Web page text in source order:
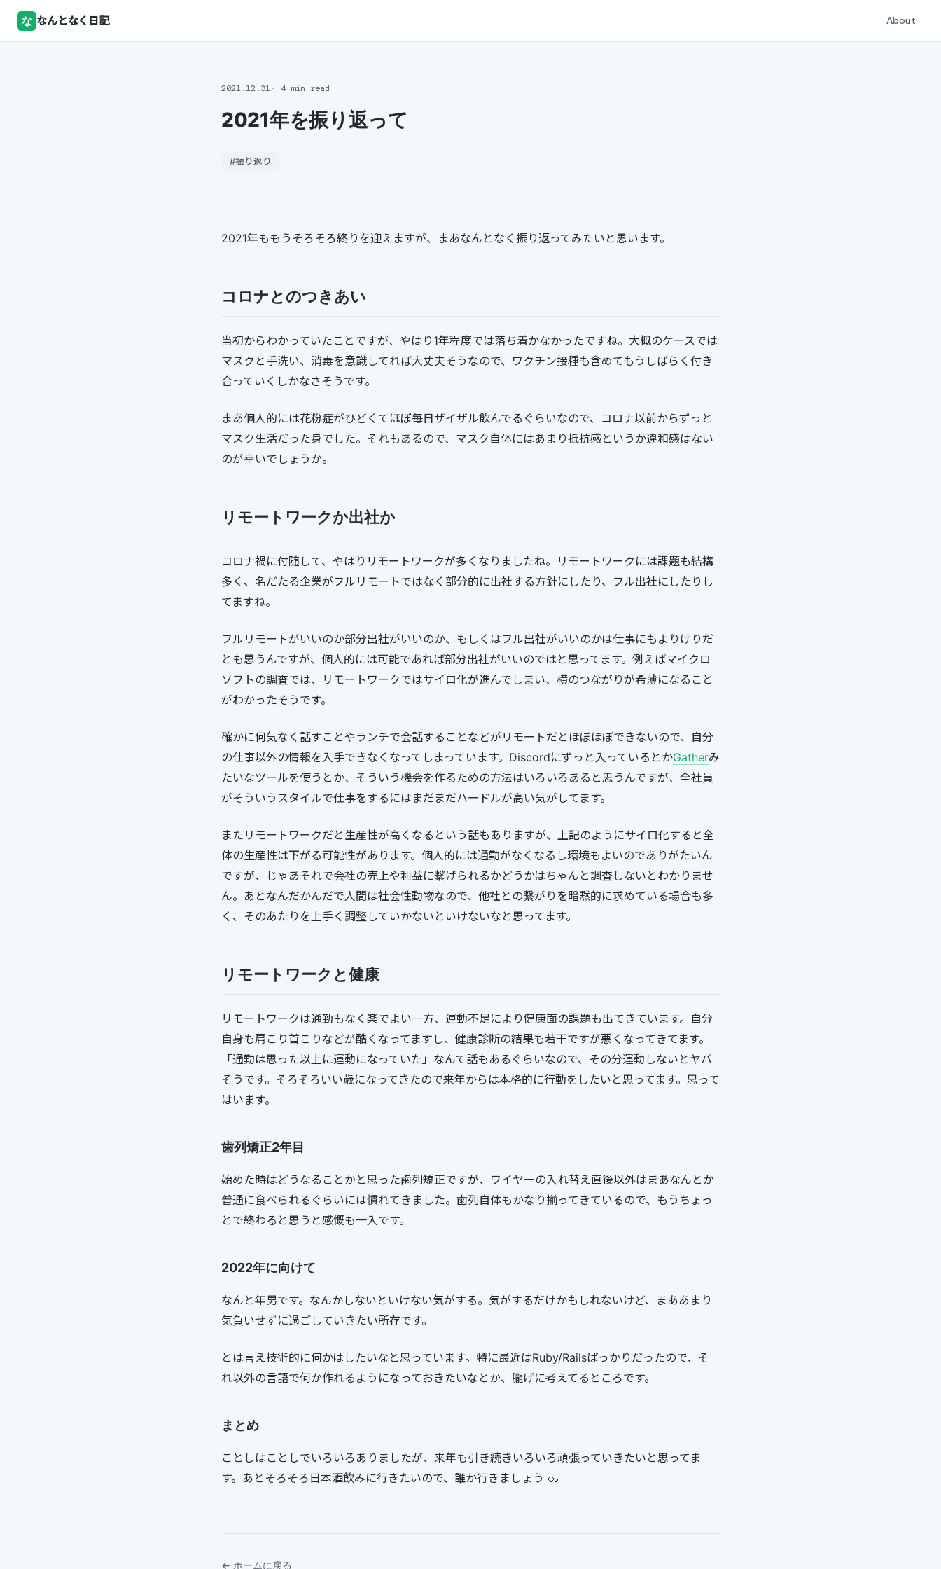
な なんとなく日記 About
2021.12.31 4 min read
2021年を振り返って
#振り返り
2021年ももうそろそろ終りを迎えますが、まあなんとなく振り返ってみたいと思います。
コロナとのつきあい
当初からわかっていたことですが、やはり1年程度では落ち着かなかったですね。大概のケースでは
マスクと手洗い、消毒を意識してれば大丈夫そうなので、ワクチン接種も含めてもうしばらく付き
合っていくしかなさそうです。
まあ個人的には花粉症がひどくてほぼ毎日ザイザル飲んでるぐらいなので、コロナ以前からずっと
マスク生活だった身でした。それもあるので、マスク自体にはあまり抵抗感というか違和感はない
のが幸いでしょうか。
リモートワークか出社か
コロナ禍に付随して、やはりリモートワークが多くなりましたね。リモートワークには課題も結構
多く、名だたる企業がフルリモートではなく部分的に出社する方針にしたり、フル出社にしたりし
てますね。
フルリモートがいいのか部分出社がいいのか、もしくはフル出社がいいのかは仕事にもよりけりだ
とも思うんですが、個人的には可能であれば部分出社がいいのではと思ってます。例えばマイクロ
ソフトの調査では、リモートワークではサイロ化が進んでしまい、横のつながりが希薄になること
がわかったそうです。
確かに何気なく話すことやランチで会話することなどがリモートだとほぼほぼできないので、自分
の仕事以外の情報を入手できなくなってしまっています。Discordにずっと入っているとかGatherみ
たいなツールを使うとか、そういう機会を作るための方法はいろいろあると思うんですが、全社員
がそういうスタイルで仕事をするにはまだまだハードルが高い気がしてます。
またリモートワークだと生産性が高くなるという話もありますが、上記のようにサイロ化すると全
体の生産性は下がる可能性があります。個人的には通勤がなくなるし環境もよいのでありがたいん
ですが、じゃあそれで会社の売上や利益に繋げられるかどうかはちゃんと調査しないとわかりませ
ん。あとなんだかんだで人間は社会性動物なので、他社との繋がりを暗黙的に求めている場合も多
く、そのあたりを上手く調整していかないといけないなと思ってます。
リモートワークと健康
リモートワークは通勤もなく楽でよい一方、運動不足により健康面の課題も出てきています。自分
自身も肩こり首こりなどが酷くなってますし、健康診断の結果も若干ですが悪くなってきてます。
「通勤は思った以上に運動になっていた」なんて話もあるぐらいなので、その分運動しないとヤバ
そうです。そろそろいい歳になってきたので来年からは本格的に行動をしたいと思ってます。思って
はいます。
歯列矯正2年目
始めた時はどうなることかと思った歯列矯正ですが、ワイヤーの入れ替え直後以外はまあなんとか
普通に食べられるぐらいには慣れてきました。歯列自体もかなり揃ってきているので、もうちょっ
とで終わると思うと感慨も一入です。
2022年に向けて
なんと年男です。なんかしないといけない気がする。気がするだけかもしれないけど、まああまり
気負いせずに過ごしていきたい所存です。
とは言え技術的に何かはしたいなと思っています。特に最近はRuby/Railsばっかりだったので、そ
れ以外の言語で何か作れるようになっておきたいなとか、朧げに考えてるところです。
まとめ
ことしはことしでいろいろありましたが、来年も引き続きいろいろ頑張っていきたいと思ってま
す。あとそろそろ日本酒飲みに行きたいので、誰か行きましょう 🍶
← ホームに戻る